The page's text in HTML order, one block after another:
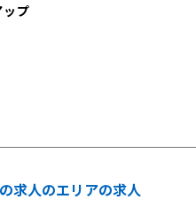
プ
求人のエリアの求人